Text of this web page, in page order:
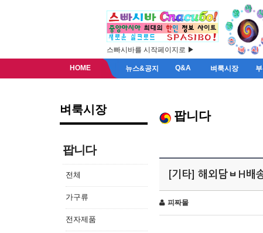
스빠시바를 시작페이지로 ▶
HOME 뉴스&공지 Q&A 벼룩시장
벼룩시장
팝니다
전체
가구류
전자제품
팝니다
[기타] 해외담ㅂH
피짜몰